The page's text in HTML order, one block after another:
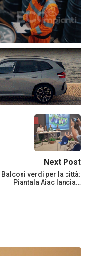
Next Post
Balconi verdi per la città:
Piantala Aiac lancia…